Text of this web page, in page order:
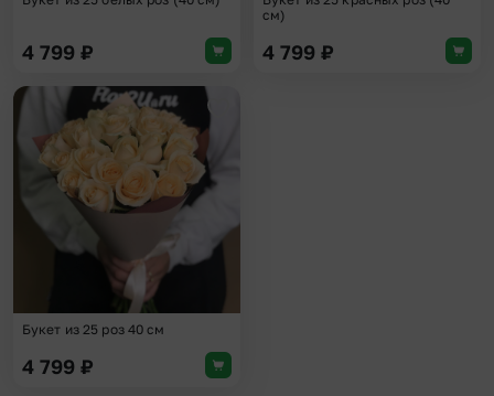
4 799 ₽
см)
4 799 ₽
Букет из 25 роз 40 см
4 799 ₽